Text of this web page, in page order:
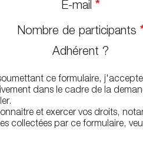
E-mail *
Nombre de participants
Adhérent ?
ce formulaire,
dans le cadre de la
et exercer vos droits,
collectées par ce formulaire,